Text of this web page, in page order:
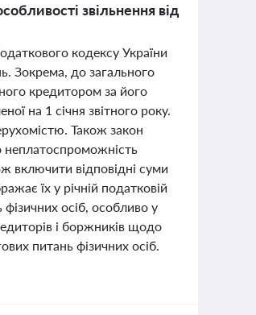
звільнення від
кодексу України
Зокрема, до загального
кредитором за його
на 1 січня звітного року.
Також закон
неплатоспроможність
включити відповідні суми
їх у річній податковій
осіб, особливо у
і боржників щодо
питань фізичних осіб.